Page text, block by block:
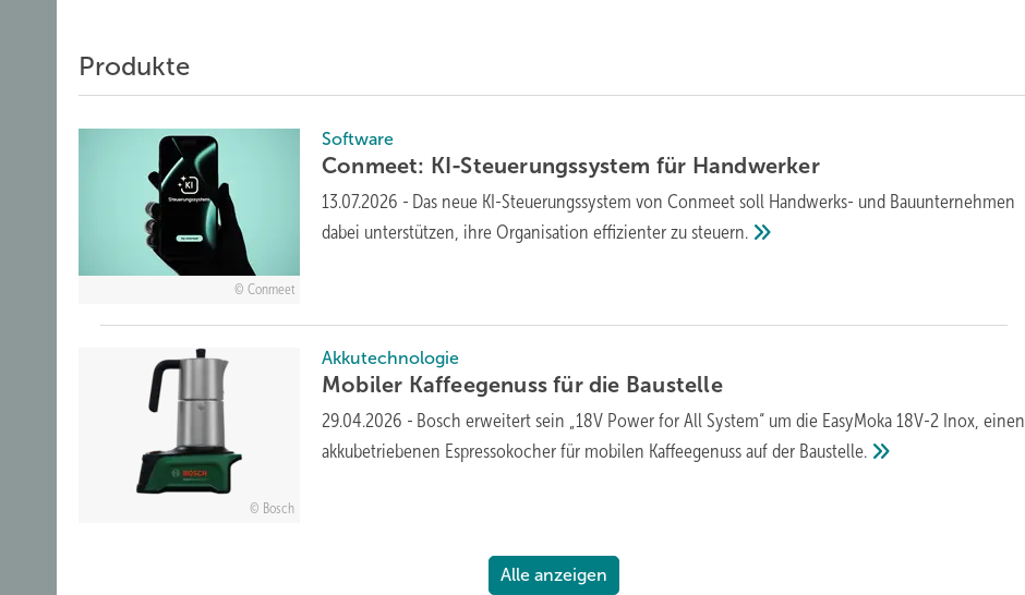
Produkte
Conmeet
Software
Conmeet: KI-Steue­rungs­sys­tem für Hand­wer­ker
13.07.2026 - Das neue KI-Steuerungssystem von Conmeet soll Handwerks- und Bauunternehmen
dabei unterstützen, ihre Organisation effizienter zusteuern.
Bosch
Akkutechnologie
Mobiler Kaffee­ge­nuss für die Bau­stel­le
29.04.2026 - Bosch erweitert sein „18V Power for All System“ um die EasyMoka 18V-2 Inox, einen
akkubetriebenen Espressokocher für mobilen Kaffeegenuss auf der Baustelle.
Alle anzeigen